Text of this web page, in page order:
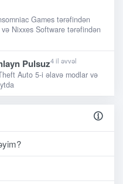
Games tərəfindən
və Nixxes Software tərəfindən
Pulsuz4 il əvvəl
Auto 5-i əlavə modlar və